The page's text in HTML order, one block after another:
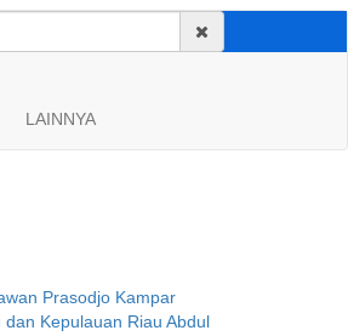
LAINNYA
Prasodjo Kampar
dan Kepulauan Riau Abdul